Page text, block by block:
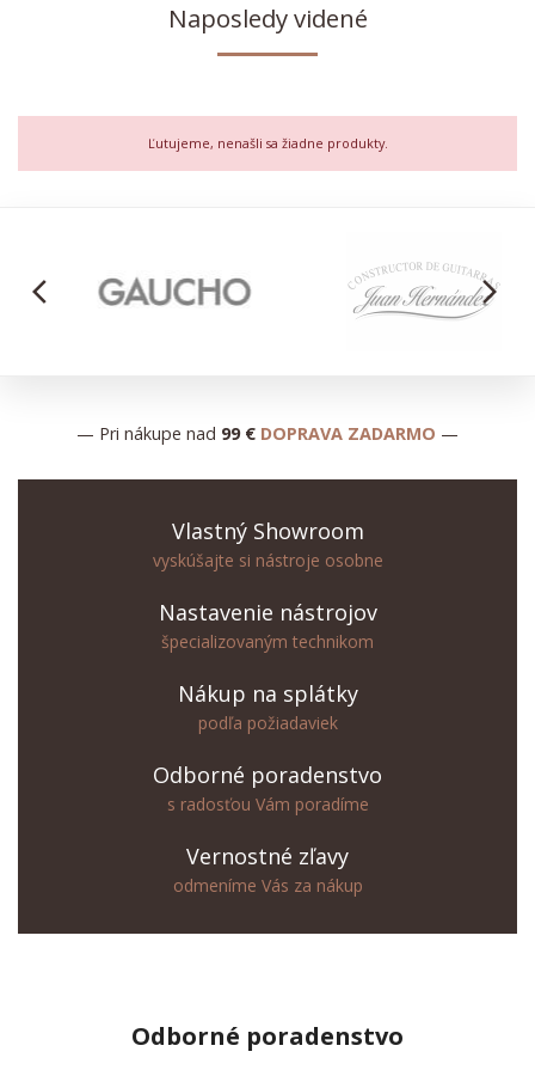
Naposledy videné
Ľutujeme, nenašli sa žiadne produkty.
arrow_back_ios arrow_forward_ios
— Pri nákupe nad 99 € DOPRAVA ZADARMO —
Vlastný Showroom
vyskúšajte si nástroje osobne
Nastavenie nástrojov
špecializovaným technikom
Nákup na splátky
podľa požiadaviek
Odborné poradenstvo
s radosťou Vám poradíme
Vernostné zľavy
odmeníme Vás za nákup
Odborné poradenstvo